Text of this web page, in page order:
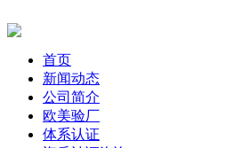
首页
新闻动态
公司简介
欧美验厂
体系认证